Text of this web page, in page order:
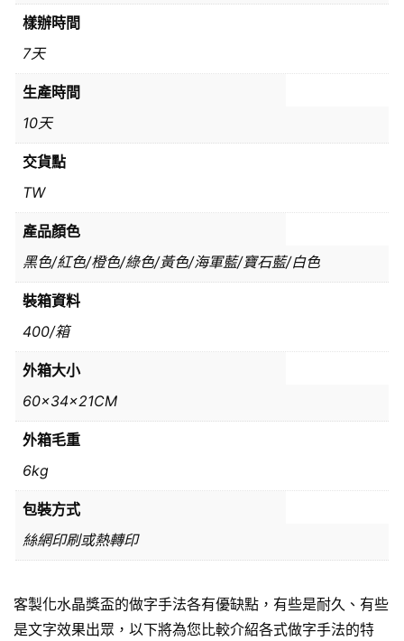
樣辦時間
7天
生產時間
10天
交貨點
TW
產品顏色
黑色/紅色/橙色/綠色/黃色/海軍藍/寶石藍/白色
裝箱資料
400/箱
外箱大小
60x34x21CM
外箱毛重
6kg
包裝方式
絲網印刷或熱轉印
客製化水晶獎盃的做字手法各有優缺點，有些是耐久、有些
是文字效果出眾，以下將為您比較介紹各式做字手法的特